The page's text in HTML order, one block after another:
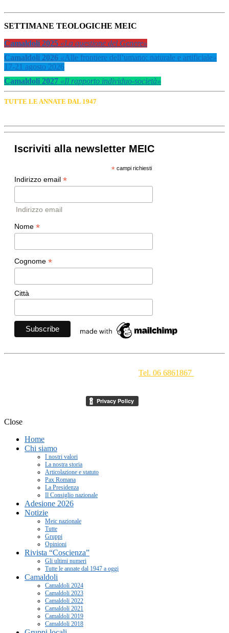
SETTIMANE TEOLOGICHE MEIC
Camaldoli 2025 «La questione del Genere»
Camaldoli 2026 «Alle frontiere dell’umano: naturale e artificiale»
17-21 agosto 2026
Camaldoli 2027 «Il rapporto individuo-società»
TUTTE LE ANNATE DAL 1947
Iscriviti alla newsletter MEIC
*campi richiesti
Indirizzo email *
Indirizzo email
Nome *
Cognome *
Città
Tel. 06 6861867
Close
Home
Chi siamo
I nostri valori
La nostra storia
Articolazione e statuto
Pax Romana
La Presidenza
Il Consiglio nazionale
Adesione 2026
Notizie
Meic nazionale
Tutte
Gruppi
Opinioni
Rivista “Coscienza”
Gli ultimi numeri
Tutte le annate dal 1947 a oggi
Camaldoli
Camaldoli 2024
Camaldoli 2023
Camaldoli 2022
Camaldoli 2021
Camaldoli 2019
Camaldoli 2018